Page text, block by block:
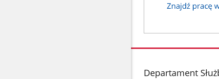
stopka
Departament